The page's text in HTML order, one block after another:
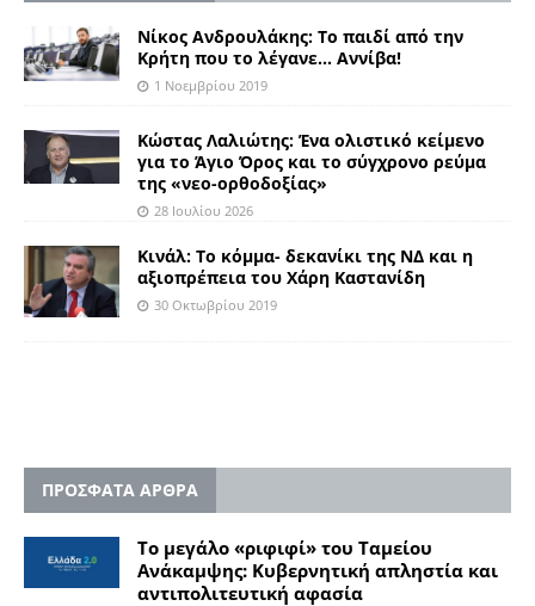
Νίκος Ανδρουλάκης: Το παιδί από την
Κρήτη που το λέγανε… Αννίβα!
1 Νοεμβρίου 2019
Kώστας Λαλιώτης: Ένα ολιστικό κείμενο
για το Άγιο Όρος και το σύγχρονο ρεύμα
της «νεο-ορθοδοξίας»
28 Ιουλίου 2026
Κινάλ: Το κόμμα- δεκανίκι της ΝΔ και η
αξιοπρέπεια του Χάρη Καστανίδη
30 Οκτωβρίου 2019
ΠΡΟΣΦΑΤΑ ΑΡΘΡΑ
Το μεγάλο «ριφιφί» του Ταμείου
Ανάκαμψης: Κυβερνητική απληστία και
αντιπολιτευτική αφασία